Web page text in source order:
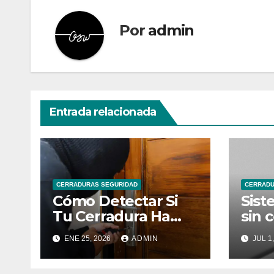
Por admin
Entrada relacionada
CERRADURAS SEGURIDAD
Cómo Detectar Si
Tu Cerradura Ha
Sido Manipulada
ENE 25, 2026 ADMIN
sin
JUL